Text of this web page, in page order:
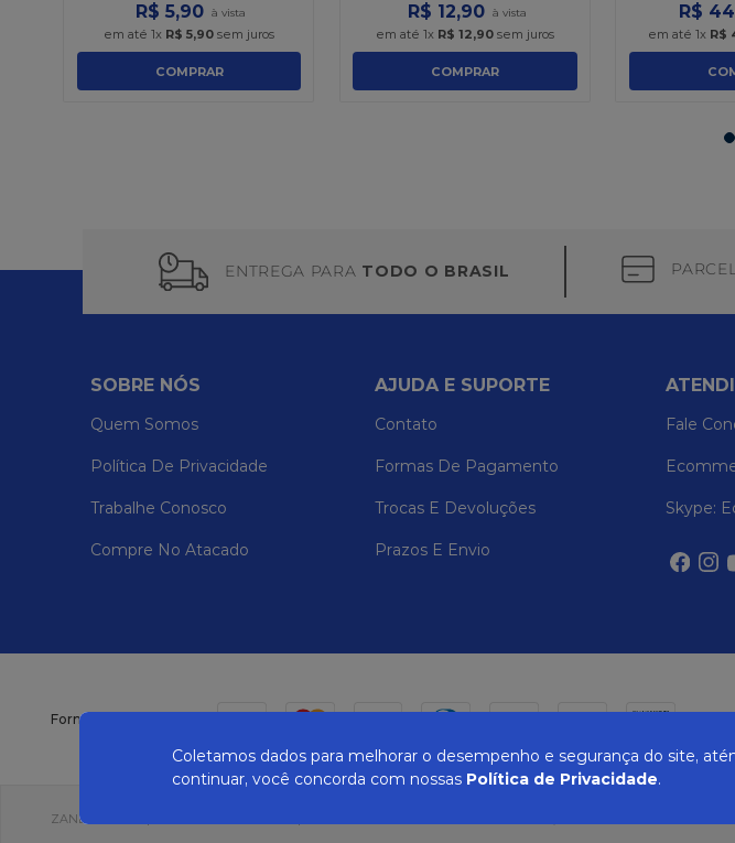
R$ 5,90
em até 1x R$ 5,90sem juros
COMPRAR
R$ 12,90
em até 1x R$ 12,90sem juros
COMPRAR
R$ 44
em até1x R$
ENTREGA PARA TODO O BRASIL
SOBRE NÓS
Quem Somos
Política De Privacidade
Trabalhe Conosco
Compre No Atacado
AJUDA E SUPORTE
Contato
Formas De Pagamento
Trocas E Devoluções
Prazos E Envio
Fale
Skype:
Formas de pagamento
ZANEPAN 2022 | CNPJ: 04.319.228/0001-08 | AVENIDA MAURO MIRANDA MADUREIRA, 514 - ELPÍDIO VOLPINI -
Coletamos dados para melhorar o desempenho e segurança do site,
continuar, você concorda com nossas Política de Privacidade.